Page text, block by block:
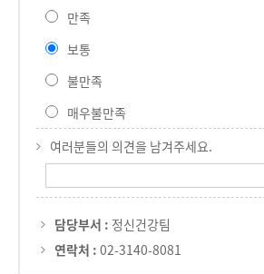
만족
보통
불만족
매우불만족
여러분들의 의견을 남겨주세요.
담당부서 : 정신건강팀
연락처 : 02-3140-8081